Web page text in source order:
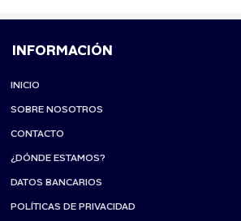
INFORMACIÓN
INICIO
SOBRE NOSOTROS
CONTACTO
¿DÓNDE ESTAMOS?
DATOS BANCARIOS
POLÍTICAS DE PRIVACIDAD